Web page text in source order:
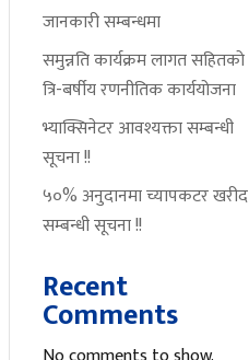
जानकारी सम्बन्धमा
समुन्नति कार्यक्रम लागत सहितको
त्रि-बर्षीय रणनीतिक कार्ययोजना
भ्याक्सिनेटर आवश्यक्ता सम्बन्धी
सूचना !!
५०% अनुदानमा च्यापकटर खरीद
सम्बन्धी सूचना !!
Recent
Comments